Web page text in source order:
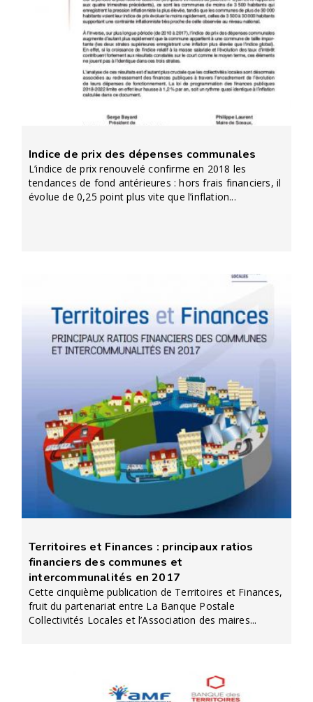
Indice de prix des dépenses communales
L’indice de prix renouvelé confirme en 2018 les
tendances de fond antérieures : hors frais financiers, il
évolue de 0,25 point plus vite que l’inflation...
Territoires et Finances : principaux ratios
financiers des communes et
intercommunalités en 2017
Cette cinquième publication de Territoires et Finances,
fruit du partenariat entre La Banque Postale
Collectivités Locales et l’Association des maires...